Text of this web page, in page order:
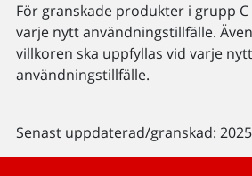
För granskade produkter i grupp
varje nytt användningstillfälle.
villkoren ska uppfyllas vid varje nytt
användningstillfälle.
Senast uppdaterad/granskad: